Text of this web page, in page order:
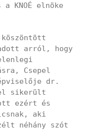
KNOÉ elnöke
köszöntött
arról, hogy
Csepel
dr.
sikerült
ezért és
aki
néhány szót